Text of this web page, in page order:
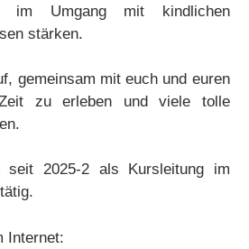
im Umgang mit kindlichen
stärken.
gemeinsam mit euch und euren
zu erleben und viele tolle
2025-2 als Kursleitung im
Internet: